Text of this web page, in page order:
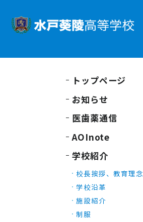
トップページ
お知らせ
医歯薬通信
AOInote
学校紹介
校長挨拶、教育理
学校沿革
施設紹介
制服